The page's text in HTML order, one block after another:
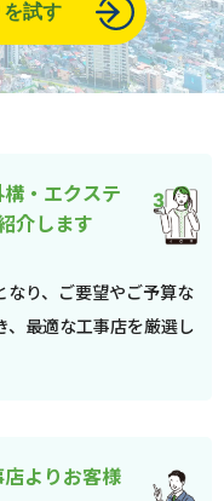
試す
・エクステ
介します
なり、ご要望やご予算な
、最適な工事店を厳選し
よりお客様